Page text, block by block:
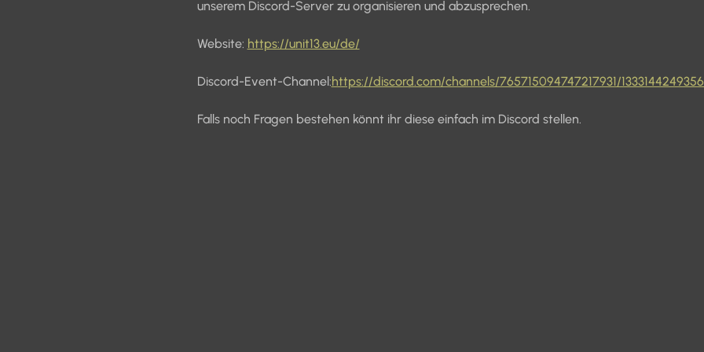
unserem Discord-Server zu organisieren und abzusprechen.
Website: https://unit13.eu/de/
Discord-Event-Channel:https://discord.com/channels/765715094747217931/
Falls noch Fragen bestehen könnt ihr diese einfach im Discord stellen.